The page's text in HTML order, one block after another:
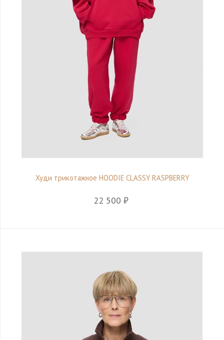
Худи трикотажное HOODIE CLASSY RASPBERRY
22 500 ₽